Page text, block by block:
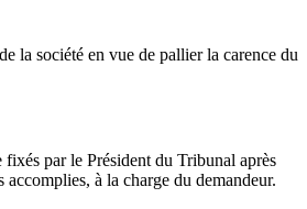
la société en vue de pallier la carence du
par le Président du Tribunal après
à la charge du demandeur.